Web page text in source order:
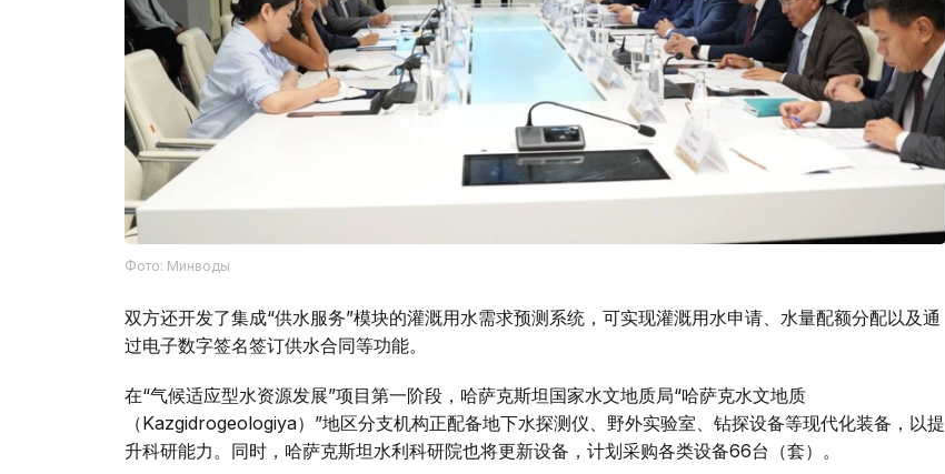
Фото: Минводы
双方还开发了集成“供水服务”模块的灌溉用水需求预测系统，可实现灌溉用水申请、水量配额分配以及通
过电子数字签名签订供水合同等功能。
在“气候适应型水资源发展”项目第一阶段，哈萨克斯坦国家水文地质局“哈萨克水文地质
（Kazgidrogeologiya）”地区分支机构正配备地下水探测仪、野外实验室、钻探设备等现代化装备，以提
升科研能力。同时，哈萨克斯坦水利科研院也将更新设备，计划采购各类设备66台（套）。